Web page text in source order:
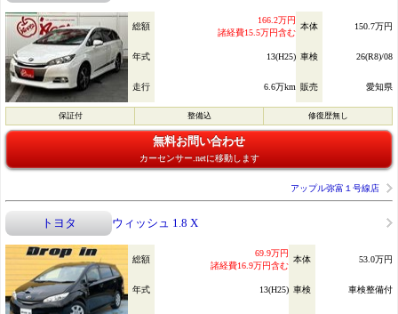
総額
166.2万円
諸経費15.5万円含む
本体 150.7万円
年式 13(H25) 車検 26(R8)/08
走行 6.6万km 販売 愛知県
保証付 整備込 修復歴無し
無料お問い合わせ
カーセンサー.netに移動します
アップル弥富１号線店
トヨタ ウィッシュ 1.8 X
総額
69.9万円
諸経費16.9万円含む
本体 53.0万円
年式 13(H25) 車検 車検整備付